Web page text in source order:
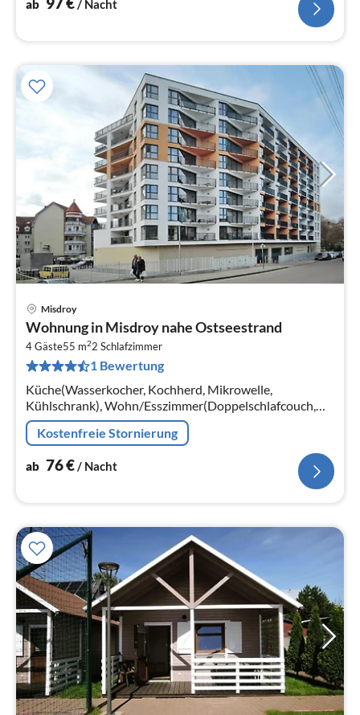
ab / Nacht
Misdroy
Wohnung in Misdroy nahe Ostseestrand
4 Gäste55 m22 Schlafzimmer
1 Bewertung
Küche(Wasserkocher, Kochherd, Mikrowelle,
Kühlschrank), Wohn/Esszimmer(Doppelschlafcouch,
TV(Deutsch Fernsehsender)),
Schlafzimmer(Doppelbett), Schlafzimmer(Doppelbett)
Kostenfreie Stornierung
ab 76€/ Nacht